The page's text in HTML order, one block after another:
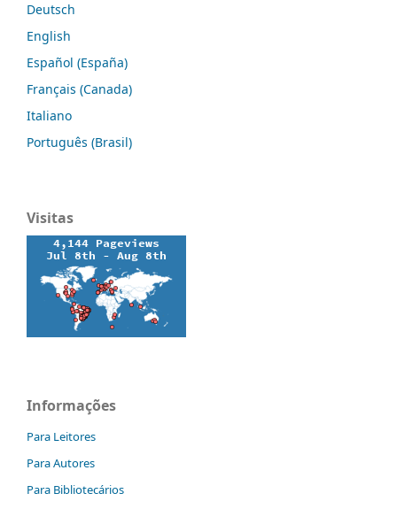
Deutsch
English
Español (España)
Français (Canada)
Italiano
Português (Brasil)
Visitas
Informações
Para Leitores
Para Autores
Para Bibliotecários